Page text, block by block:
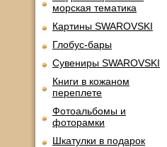
морская тематика
Картины SWAROVSKI
Глобус-бары
Сувениры SWAROVSKI
Книги в кожаном
переплете
Фотоальбомы и
фоторамки
Шкатулки в подарок